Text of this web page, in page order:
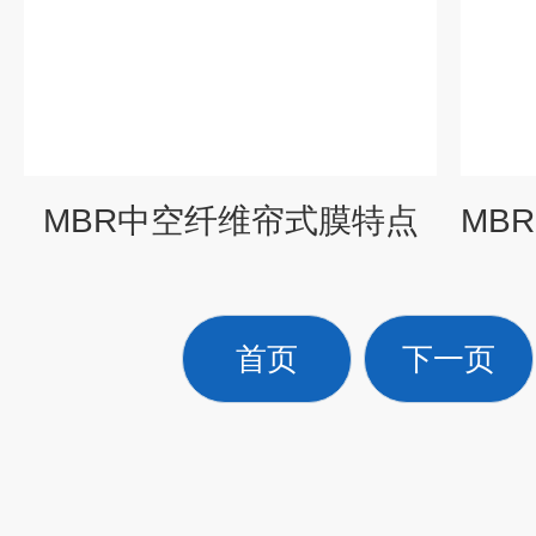
MBR中空纤维帘式膜特点
首页 下一页